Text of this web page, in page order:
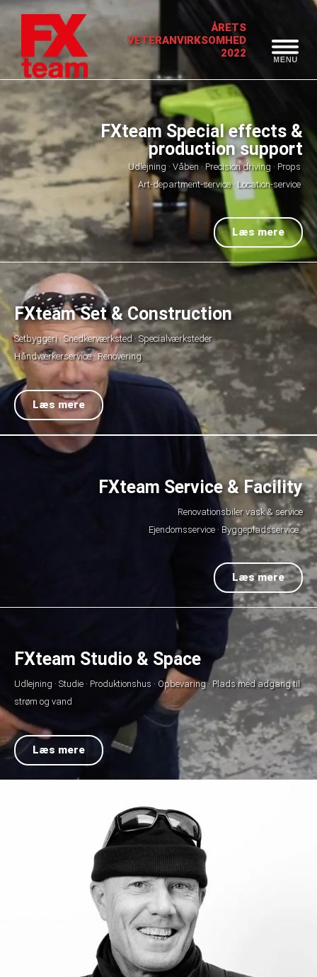
ÅRETS
VETERANVIRKSOMHED
2022
Forside
FXteam Special effects &
production support
Udlejning · Våben · Precision driving · Props
Art-department-service · Location-service
Læs mere
FXteam Set & Construction
Setbyggeri · Snedkerværksted · Specialværksteder
Håndværkerservice · Renovering
Læs mere
FXteam Service & Facility
Renovationsbiler vask & service
Ejendomsservice · Byggepladsservice
Læs mere
FXteam Studio & Space​
Udlejning · Studie · Produktionshus · Opbevaring · Plads med adgang til
strøm og vand
Læs mere